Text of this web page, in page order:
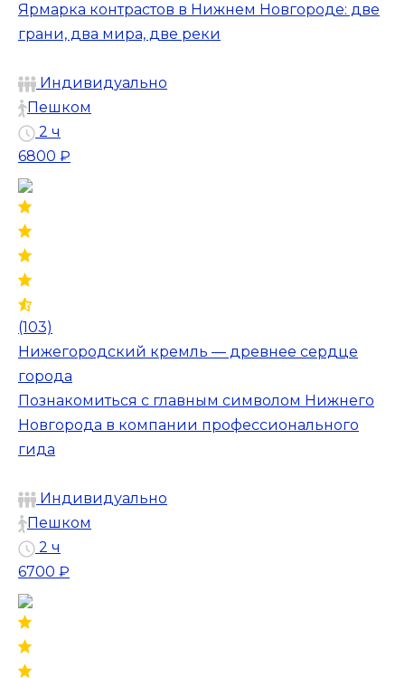
Ярмарка контрастов в Нижнем Новгороде: две
грани, два мира, две реки
Индивидуально
Пешком
2 ч
6800 ₽
(103)
Нижегородский кремль — древнее сердце
города
Познакомиться с главным символом Нижнего
Новгорода в компании профессионального
гида
Индивидуально
Пешком
2 ч
6700 ₽